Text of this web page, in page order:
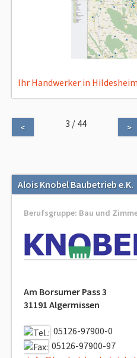
Ihr Handwerker in
< 3 / 44 >
Alois Knobel Baubetrieb e.K.
Berufsgruppe: Bau und
Am Borsumer Pass 3
31191 Algermissen
05126-97900-0
05126-97900-97